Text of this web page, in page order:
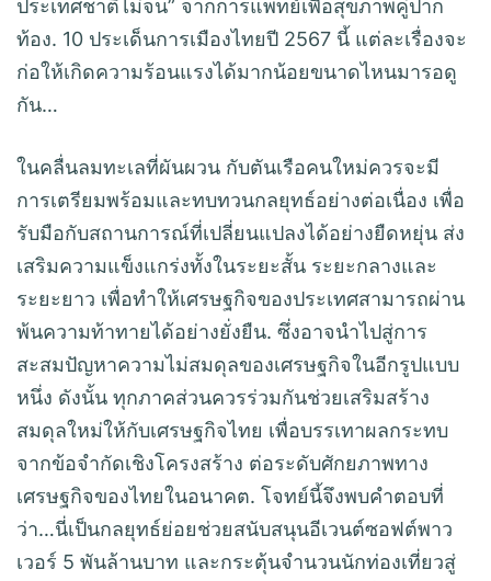
ประเทศชาติไม่จน” จากการแพทย์เพื่อสุขภาพคู่ปาก
ท้อง. 10 ประเด็นการเมืองไทยปี 2567 นี้ แต่ละเรื่องจะ
ก่อให้เกิดความร้อนแรงได้มากน้อยขนาดไหนมารอดู
กัน…
ในคลื่นลมทะเลที่ผันผวน กับตันเรือคนใหม่ควรจะมี
การเตรียมพร้อมและทบทวนกลยุทธ์อย่างต่อเนื่อง เพื่อ
รับมือกับสถานการณ์ที่เปลี่ยนแปลงได้อย่างยืดหยุ่น ส่ง
เสริมความแข็งแกร่งทั้งในระยะสั้น ระยะกลางและ
ระยะยาว เพื่อทำให้เศรษฐกิจของประเทศสามารถผ่าน
พ้นความท้าทายได้อย่างยั่งยืน. ซึ่งอาจนำไปสู่การ
สะสมปัญหาความไม่สมดุลของเศรษฐกิจในอีกรูปแบบ
หนึ่ง ดังนั้น ทุกภาคส่วนควรร่วมกันช่วยเสริมสร้าง
สมดุลใหม่ให้กับเศรษฐกิจไทย เพื่อบรรเทาผลกระทบ
จากข้อจำกัดเชิงโครงสร้าง ต่อระดับศักยภาพทาง
เศรษฐกิจของไทยในอนาคต. โจทย์นี้จึงพบคำตอบที่
ว่า…นี่เป็นกลยุทธ์ย่อยช่วยสนับสนุนอีเวนต์ซอฟต์พาว
เวอร์ 5 พันล้านบาท และกระตุ้นจำนวนนักท่องเที่ยวสู่